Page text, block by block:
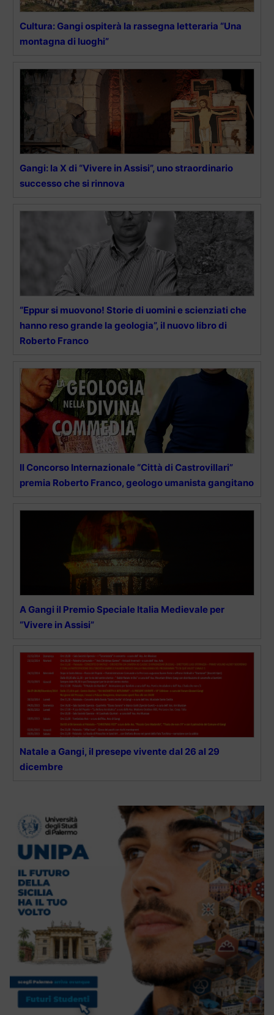
Cultura: Gangi ospiterà la rassegna letteraria “Una
montagna di luoghi”
Gangi: la X di “Vivere in Assisi”, uno straordinario
successo che si rinnova
“Eppur si muovono! Storie di uomini e scienziati che
hanno reso grande la geologia”, il nuovo libro di
Roberto Franco
Il Concorso Internazionale “Città di Castrovillari”
premia Roberto Franco, geologo umanista gangitano
A Gangi il Premio Speciale Italia Medievale per
“Vivere in Assisi”
Natale a Gangi, il presepe vivente dal 26 al 29
dicembre